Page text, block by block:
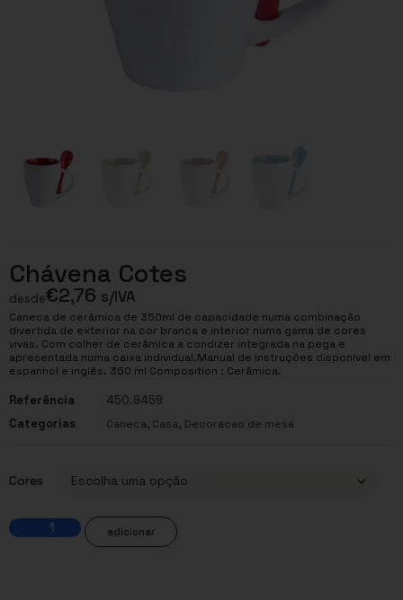
Chávena Cotes
desde€2,76 s/IVA
Caneca de cerâmica de 350ml de capacidade numa combinação
divertida de exterior na cor branca e interior numa gama de cores
vivas. Com colher de cerâmica a condizer integrada na pega e
apresentada numa caixa individual.Manual de instruções disponível em
espanhol e inglês. 350 ml Composition : Cerâmica.
Referência
450.9459
Categorias
Caneca, Casa, Decoracao de mesa
Cores
adicionar